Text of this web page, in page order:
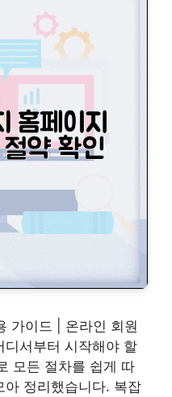
가이드 | 온라인 회원
디서부터 시작해야 할
모든 절차를 쉽게 따
아 정리했습니다. 복잡